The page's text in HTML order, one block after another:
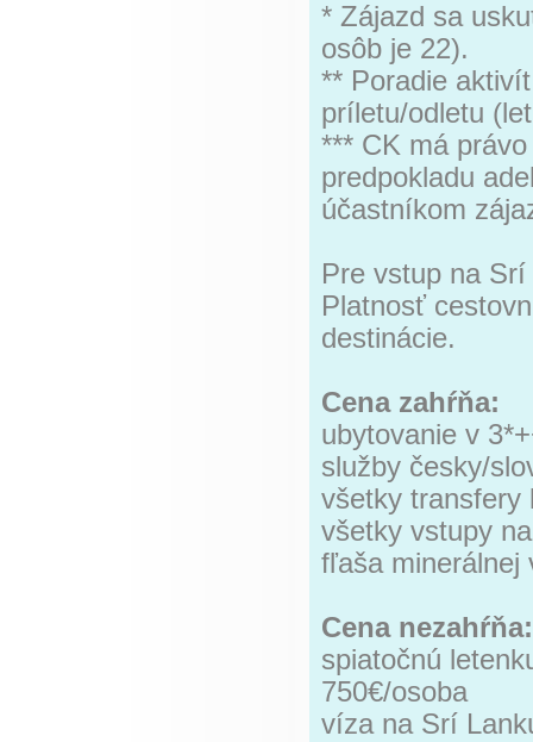
* Zájazd sa
osôb je 22).
** Poradie
príletu/odletu
*** CK má
predpokladu
účastníkom
Pre vstup na
Platnosť
destinácie.
Cena zahŕňa:
ubytovanie v
služby česky/
všetky transfery
všetky vstupy
fľaša minerálnej
Cena nezahŕňa:
spiatočnú
750€/osoba
víza na Srí